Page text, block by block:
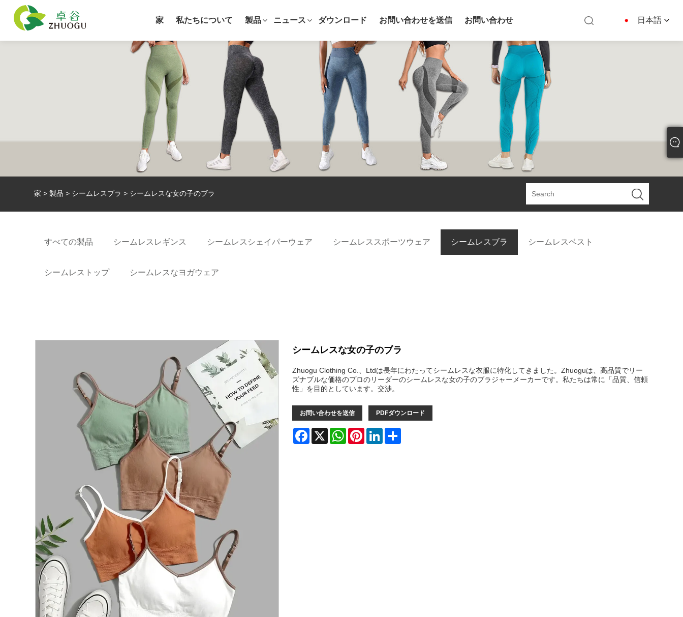
日本語
家 私たちについて 製品 ニュース ダウンロード お問い合わせを送信 お問い合わせ
家 > 製品 > シームレスブラ > シームレスな女の子のブラ
すべての製品 シームレスレギンス シームレスシェイパーウェア シームレススポーツウェア シームレスブラ シームレスベスト
シームレストップ シームレスなヨガウェア
シームレスな女の子のブラ
Zhuogu Clothing Co.、Ltdは長年にわたってシームレスな衣服に特化してきました。Zhuoguは、高品質でリー
ズナブルな価格のプロのリーダーのシームレスな女の子のブラジャーメーカーです。私たちは常に「品質、信頼
性」を目的としています。交渉。
お問い合わせを送信 PDFダウンロード
Facebook
X WhatsAppPinterestLinkedIn